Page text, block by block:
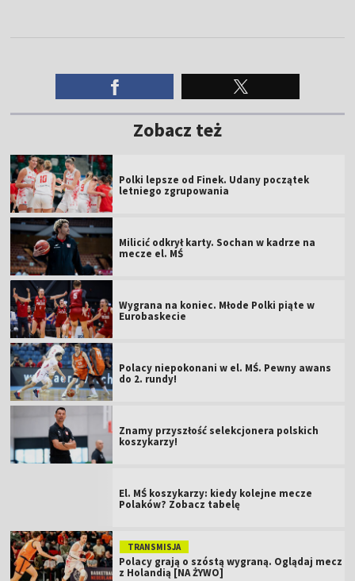
Zobacz też
Polki lepsze od Finek. Udany początek
letniego zgrupowania
Milicić odkrył karty. Sochan w kadrze na
mecze el. MŚ
Wygrana na koniec. Młode Polki piąte w
Eurobaskecie
Polacy niepokonani w el. MŚ. Pewny awans
do 2. rundy!
Znamy przyszłość selekcjonera polskich
koszykarzy!
El. MŚ koszykarzy: kiedy kolejne mecze
Polaków? Zobacz tabelę
TRANSMISJA
Polacy grają o szóstą wygraną. Oglądaj mecz
z Holandią [NA ŻYWO]